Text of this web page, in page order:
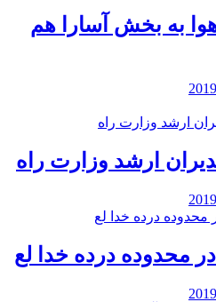
هوا به بخش آسارا هم
ارشد وزارت راه
محدوده درده خدا لع